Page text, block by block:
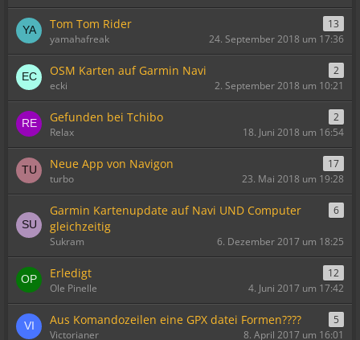
Tom Tom Rider
13
yamahafreak
24. September 2018 um 17:36
OSM Karten auf Garmin Navi
2
ecki
2. September 2018 um 10:21
Gefunden bei Tchibo
2
Relax
18. Juni 2018 um 16:54
Neue App von Navigon
17
turbo
23. Mai 2018 um 19:28
Garmin Kartenupdate auf Navi UND Computer
gleichzeitig
6
Sukram 6. Dezember 2017 um 18:25
Erledigt
12
Ole Pinelle
4. Juni 2017 um 17:42
Aus Komandozeilen eine GPX datei Formen????
5
Victorianer
8. April 2017 um 16:01